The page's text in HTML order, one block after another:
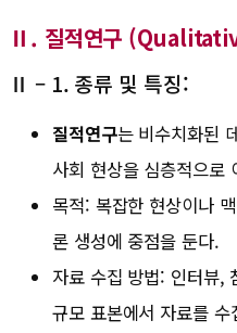
Ⅱ. 질적연구
Ⅱ – 1. 종류 및 특징:
질적연구는 비수치화된
사회 현상을 심층적으로
목적: 복잡한 현상이나
론 생성에 중점을 둔다.
자료 수집 방법: 인터뷰,
규모 표본에서 자료를 수